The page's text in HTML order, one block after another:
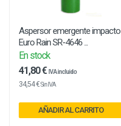
Aspersor emergente impacto
Euro Rain SR-4646 ...
En stock
41,80 € IVA incluido
34,54 €Sin IVA
AÑADIR AL CARRITO